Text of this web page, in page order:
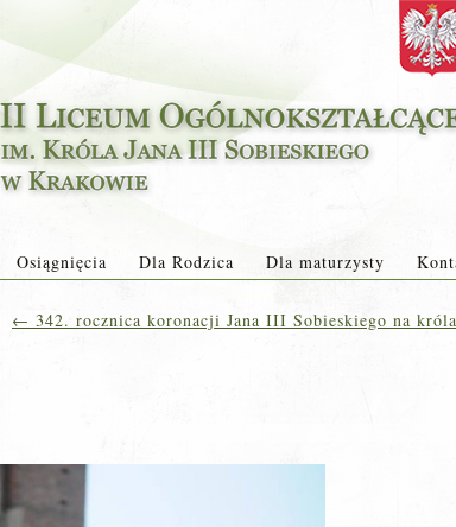
Osiągnięcia Dla Rodzica Dla maturzysty
← 342. rocznica koronacji Jana III Sobieskiego na